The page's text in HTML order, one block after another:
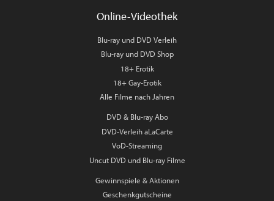
Online-Videothek
Blu-ray und DVD Verleih
Blu-ray und DVD Shop
18+ Erotik
18+ Gay-Erotik
Alle Filme nach Jahren
DVD & Blu-ray Abo
DVD-Verleih aLaCarte
VoD-Streaming
Uncut DVD und Blu-ray Filme
Gewinnspiele & Aktionen
Geschenkgutscheine